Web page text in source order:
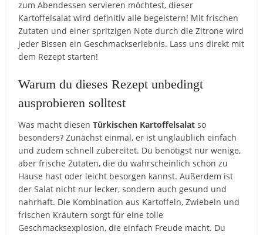
zum Abendessen servieren möchtest, dieser
Kartoffelsalat wird definitiv alle begeistern! Mit frischen
Zutaten und einer spritzigen Note durch die Zitrone wird
jeder Bissen ein Geschmackserlebnis. Lass uns direkt mit
dem Rezept starten!
Warum du dieses Rezept unbedingt
ausprobieren solltest
Was macht diesenTürkischen Kartoffelsalat so
besonders? Zunächst einmal, er ist unglaublich einfach
und zudem schnell zubereitet. Du benötigst nur wenige,
aber frische Zutaten, die du wahrscheinlich schon zu
Hause hast oder leicht besorgen kannst. Außerdem ist
der Salat nicht nur lecker, sondern auch gesund und
nahrhaft. Die Kombination aus Kartoffeln, Zwiebeln und
frischen Kräutern sorgt für eine tolle
Geschmacksexplosion, die einfach Freude macht. Du